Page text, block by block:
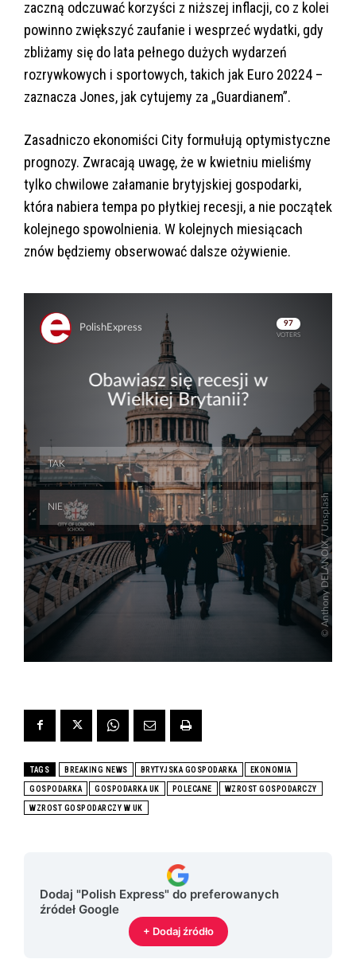
zaczną odczuwać korzyści z niższej inflacji, co z kolei
powinno zwiększyć zaufanie i wesprzeć wydatki, gdy
zbliżamy się do lata pełnego dużych wydarzeń
rozrywkowych i sportowych, takich jak Euro 20224 –
zaznacza Jones, jak cytujemy za „Guardianem”.
Zasadniczo ekonomiści City formułują optymistyczne
prognozy. Zwracają uwagę, że w kwietniu mieliśmy
tylko chwilowe załamanie brytyjskiej gospodarki,
która nabiera tempa po płytkiej recesji, a nie początek
kolejnego spowolnienia. W kolejnych miesiącach
znów będziemy obserwować dalsze ożywienie.
Skip
Skip
TAGS BREAKING NEWS BRYTYJSKA GOSPODARKA EKONOMIA
GOSPODARKA GOSPODARKA UK POLECANE WZROST GOSPODARCZY
WZROST GOSPODARCZY W UK
Dodaj "Polish Express" do preferowanych
źródeł Google
+ Dodaj źródło